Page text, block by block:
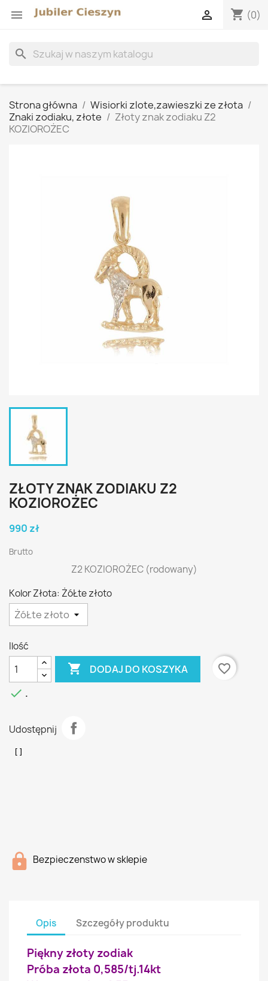
 shopping_cart (0)

search
Strona główna
Wisiorki zlote,zawieszki ze złota
Znaki zodiaku, złote
Złoty znak zodiaku Z2
KOZIOROŻEC
ZŁOTY ZNAK ZODIAKU Z2
KOZIOROŻEC
990 zł
Brutto
Z2 KOZIOROŻEC (rodowany)
Kolor Złota: ŻóŁte złoto
Ilość
 DODAJ DO KOSZYKA
favorite_border
 .
Udostępnij
Bezpieczenstwo w sklepie
Opis Szczegóły produktu
Piękny złoty zodiak
Próba złota 0,585/tj.14kt